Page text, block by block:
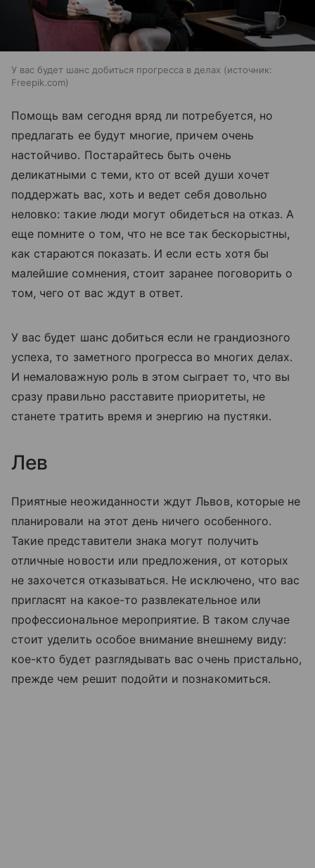
У вас будет шанс добиться прогресса в делах
источник:
Freepik.com
Помощь вам сегодня вряд ли потребуется, но
предлагать ее будут многие, причем очень
настойчиво. Постарайтесь быть очень
деликатными с теми, кто от всей души хочет
поддержать вас, хоть и ведет себя довольно
неловко: такие люди могут обидеться на отказ. А
еще помните о том, что не все так бескорыстны,
как стараются показать. И если есть хотя бы
малейшие сомнения, стоит заранее поговорить о
том, чего от вас ждут в ответ.
У вас будет шанс добиться если не грандиозного
успеха, то заметного прогресса во многих делах.
И немаловажную роль в этом сыграет то, что вы
сразу правильно расставите приоритеты, не
станете тратить время и энергию на пустяки.
Лев
Приятные неожиданности ждут Львов, которые не
планировали на этот день ничего особенного.
Такие представители знака могут получить
отличные новости или предложения, от которых
не захочется отказываться. Не исключено, что вас
пригласят на какое-то развлекательное или
профессиональное мероприятие. В таком случае
стоит уделить особое внимание внешнему виду:
кое-кто будет разглядывать вас очень пристально,
прежде чем решит подойти и познакомиться.